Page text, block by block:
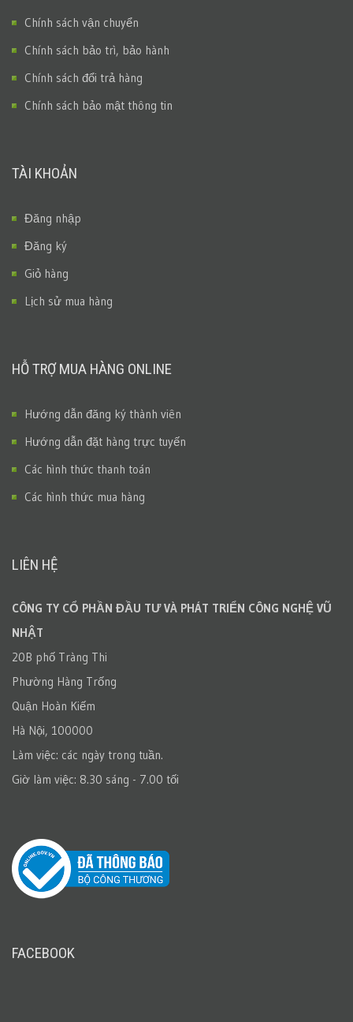
Chính sách vận chuyển
Chính sách bảo trì, bảo hành
Chính sách đổi trả hàng
Chính sách bảo mật thông tin
TÀI KHOẢN
Đăng nhập
Đăng ký
Giỏ hàng
Lịch sử mua hàng
HỖ TRỢ MUA HÀNG ONLINE
Hướng dẫn đăng ký thành viên
Hướng dẫn đặt hàng trực tuyến
Các hình thức thanh toán
Các hình thức mua hàng
LIÊN HỆ
CÔNG TY CỔ PHẦN ĐẦU TƯ VÀ PHÁT TRIỂN CÔNG NGHỆ VŨ
NHẬT
20B phố Tràng Thi
Phường Hàng Trống
Quận Hoàn Kiếm
Hà Nội, 100000
Làm việc: các ngày trong tuần.
Giờ làm việc: 8.30 sáng - 7.00 tối
FACEBOOK